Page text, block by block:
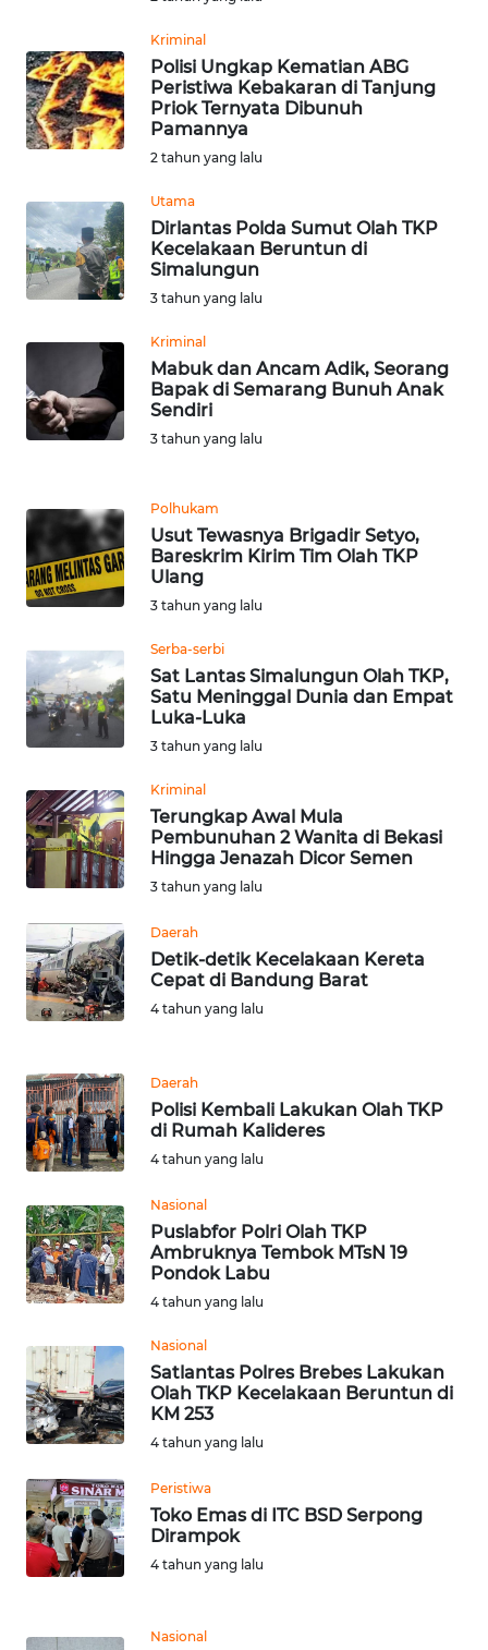
Kriminal
Polisi Ungkap Kematian ABG
Peristiwa Kebakaran di Tanjung
Priok Ternyata Dibunuh
Pamannya
2 tahun yang lalu
Utama
Dirlantas Polda Sumut Olah TKP
Kecelakaan Beruntun di
Simalungun
3 tahun yang lalu
Kriminal
Mabuk dan Ancam Adik, Seorang
Bapak di Semarang Bunuh Anak
Sendiri
3 tahun yang lalu
Polhukam
Usut Tewasnya Brigadir Setyo,
Bareskrim Kirim Tim Olah TKP
Ulang
3 tahun yang lalu
Serba-serbi
Sat Lantas Simalungun Olah TKP,
Satu Meninggal Dunia dan Empat
Luka-Luka
3 tahun yang lalu
Kriminal
Terungkap Awal Mula
Pembunuhan 2 Wanita di Bekasi
Hingga Jenazah Dicor Semen
3 tahun yang lalu
Daerah
Detik-detik Kecelakaan Kereta
Cepat di Bandung Barat
4 tahun yang lalu
Daerah
Polisi Kembali Lakukan Olah TKP
di Rumah Kalideres
4 tahun yang lalu
Nasional
Puslabfor Polri Olah TKP
Ambruknya Tembok MTsN 19
Pondok Labu
4 tahun yang lalu
Nasional
Satlantas Polres Brebes Lakukan
Olah TKP Kecelakaan Beruntun di
KM 253
4 tahun yang lalu
Peristiwa
Toko Emas di ITC BSD Serpong
Dirampok
4 tahun yang lalu
Nasional
KALTARA
WN
KALSEL
WN
KALTIM
WN
SULSEL
GORONTALO
WN
WN
MALUKU
WN
WN
DAIRI
DANAU
TOBA
WN
NIAS
WN
LANGKAT
SELATAN
WN
TANJUNG
WN
KARO
SIMALUNGUN
WN
LABUHANBATU
WN
TAPANULI
TENGAH
WN DELI